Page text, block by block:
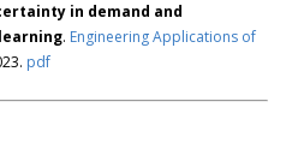
in demand and
. Engineering Applications of
pdf